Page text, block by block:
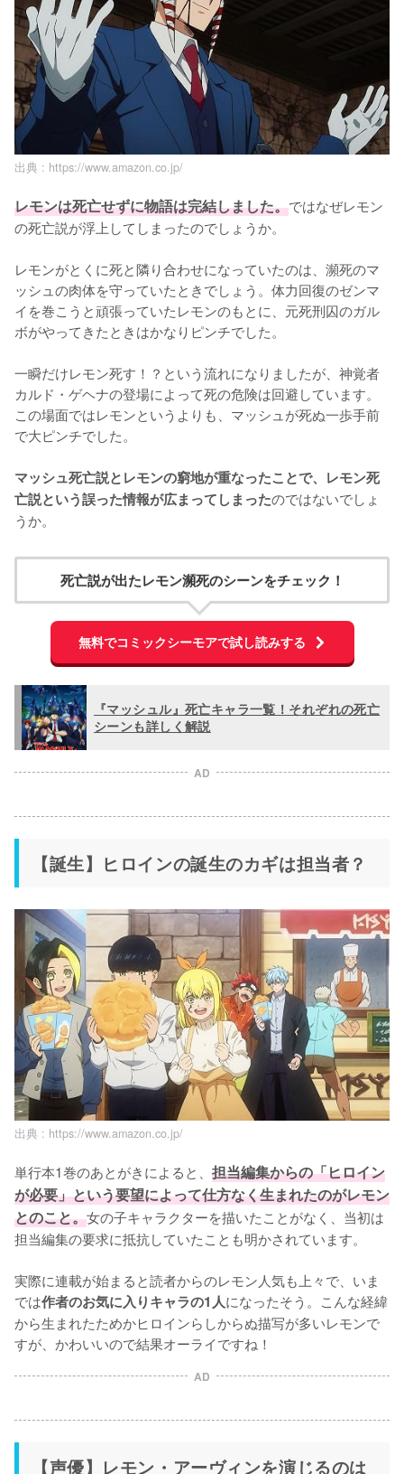
出典 : https://www.amazon.co.jp/
レモンは死亡せずに物語は完結しました。ではなぜレモン
の死亡説が浮上してしまったのでしょうか。
レモンがとくに死と隣り合わせになっていたのは、瀕死のマ
ッシュの肉体を守っていたときでしょう。体力回復のゼンマ
イを巻こうと頑張っていたレモンのもとに、元死刑囚のガル
ボがやってきたときはかなりピンチでした。
一瞬だけレモン死す！？という流れになりましたが、神覚者
カルド・ゲヘナの登場によって死の危険は回避しています。
この場面ではレモンというよりも、マッシュが死ぬ一歩手前
で大ピンチでした。
マッシュ死亡説とレモンの窮地が重なったことで、レモン死
亡説という誤った情報が広まってしまったのではないでしょ
うか。
死亡説が出たレモン瀕死のシーンをチェック！
無料でコミックシーモアで試し読みする
『マッシュル』死亡キャラ一覧！それぞれの死亡
シーンも詳しく解説
AD
【誕生】ヒロインの誕生のカギは担当者？
出典 : https://www.amazon.co.jp/
単行本1巻のあとがきによると、 担当編集からの「ヒロイン
が必要」という要望によって仕方なく生まれたのがレモン
とのこと。女の子キャラクターを描いたことがなく、当初は
担当編集の要求に抵抗していたことも明かされています。
実際に連載が始まると読者からのレモン人気も上々で、いま
では作者のお気に入りキャラの1人になったそう。こんな経緯
から生まれたためかヒロインらしからぬ描写が多いレモンで
すが、かわいいので結果オーライですね！
AD
【声優】レモン・アーヴィンを演じるのは